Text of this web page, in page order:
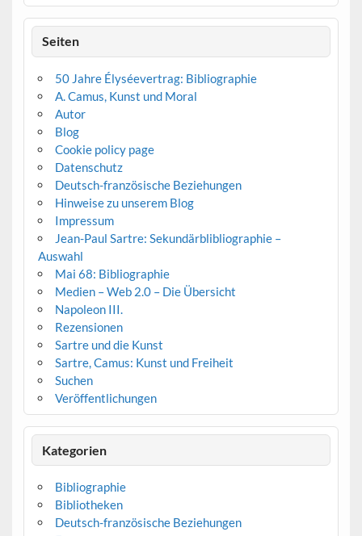
Seiten
50 Jahre Élyséevertrag: Bibliographie
A. Camus, Kunst und Moral
Autor
Blog
Cookie policy page
Datenschutz
Deutsch-französische Beziehungen
Hinweise zu unserem Blog
Impressum
Jean-Paul Sartre: Sekundärblibliographie –
Auswahl
Mai 68: Bibliographie
Medien – Web 2.0 – Die Übersicht
Napoleon III.
Rezensionen
Sartre und die Kunst
Sartre, Camus: Kunst und Freiheit
Suchen
Veröffentlichungen
Kategorien
Bibliographie
Bibliotheken
Deutsch-französische Beziehungen